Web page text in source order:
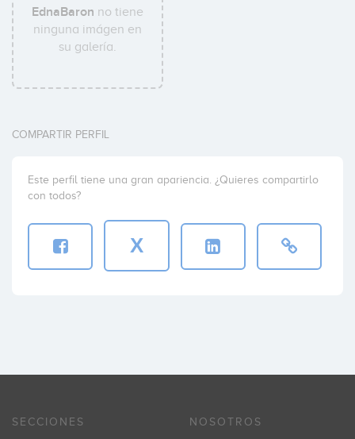
EdnaBaron no tiene
ninguna imágen en
su galería.
COMPARTIR PERFIL
Este perfil tiene una gran apariencia. ¿Quieres compartirlo
con todos?
X
SECCIONES NOSOTROS